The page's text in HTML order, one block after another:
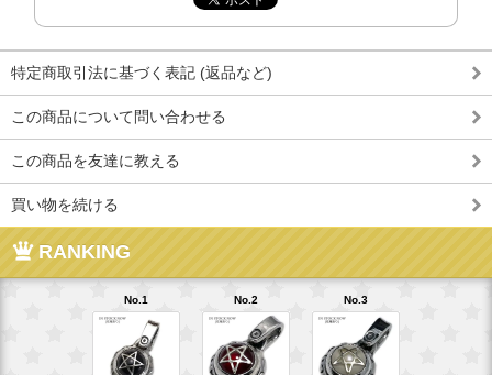
特定商取引法に基づく表記 (返品など)
この商品について問い合わせる
この商品を友達に教える
買い物を続ける
RANKING
No.1 No.2 No.3